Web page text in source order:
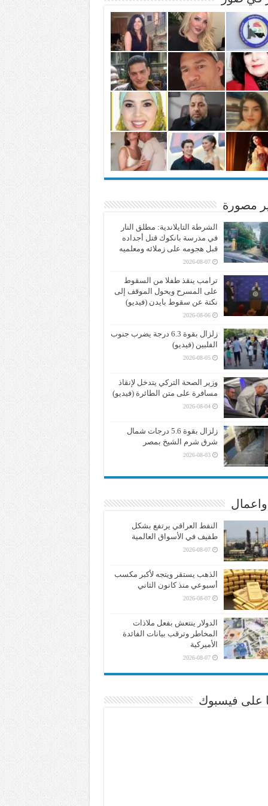
مصورة
الشرطة التايلاندية: مطلق النار
في مدرسة بانكوك قتل أجداده
قبل هجومه على زملائه ومعلميه
2026-08-07
ترامب ينقذ طفلا من السقوط
على المسرح ويحول الموقف إلى
نكتة عن سقوط بايدن (فيديو)
2026-08-06
زلزال بقوة 6.3 درجة يضرب جنوب
الفلبين (فيديو)
2026-08-05
وزير الصحة التركي يتدخل لإنقاذ
مسافرة على متن الطائرة (فيديو)
2026-08-04
زلزال بقوة 5.6 درجات شمال
شرق شرم الشيخ بمصر
2026-08-03
النفط العراقي يرتفع بشكل
طفيف في الأسواق العالمية
2026-08-07
الذهب يستقر ويتجه لأكبر مكسب
أسبوعي منذ كانون الثاني
2026-08-07
الدولار ينتعش بفعل ملاذات
المخاطر وترقب بيانات الفائدة
الأميركية
2026-08-07
على فيسبوك